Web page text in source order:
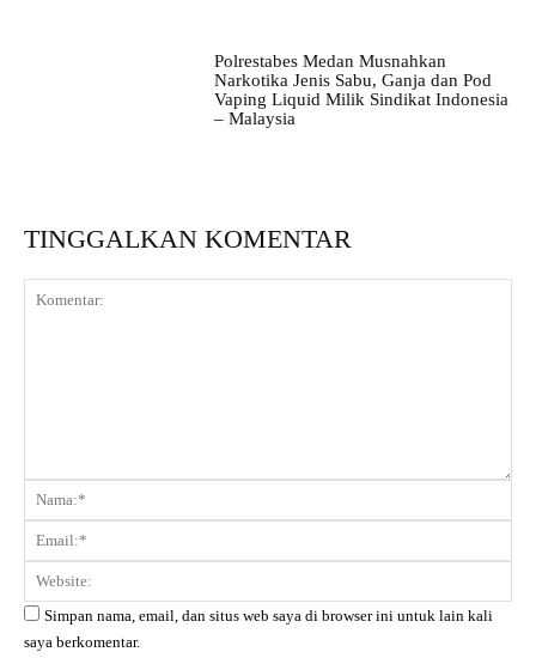
Polrestabes Medan Musnahkan
Narkotika Jenis Sabu, Ganja dan Pod
Vaping Liquid Milik Sindikat Indonesia
– Malaysia
TINGGALKAN KOMENTAR
Komentar:
Simpan nama, email, dan situs web saya di browser ini untuk lain kali
saya berkomentar.